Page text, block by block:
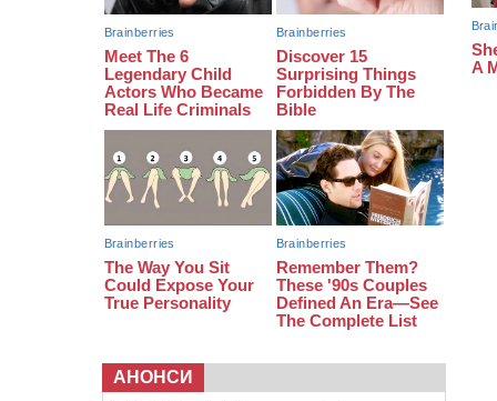
загинув?”: для вихователів
Черкащини запускають серію
унікальних тренінгів
12:14 На Золотоніщині вже десяту
добу гасять пожежу торфу
11:35
Від 80 гривень за кілограм: в
Україні прогнозують стрибок цін на
гречку
АНОНСИ